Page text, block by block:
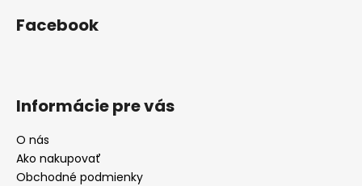
Facebook
Informácie pre vás
O nás
Ako nakupovať
Obchodné podmienky